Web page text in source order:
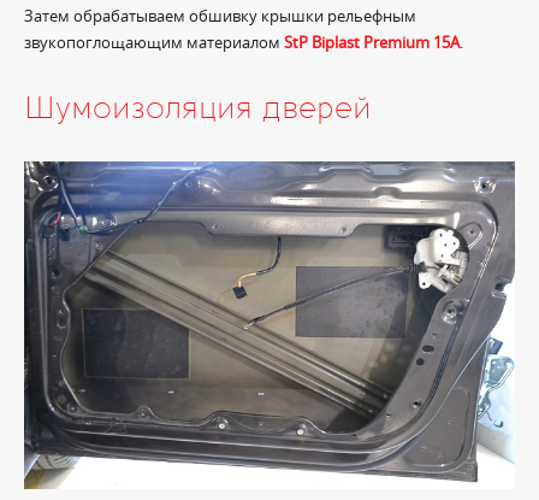
Затем обрабатываем обшивку крышки рельефным
звукопоглощающим материалом StP Biplast Premium 15A.
Шумоизоляция дверей